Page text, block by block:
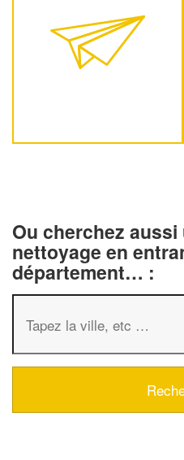
Ou cherchez
nettoyage en
département… :